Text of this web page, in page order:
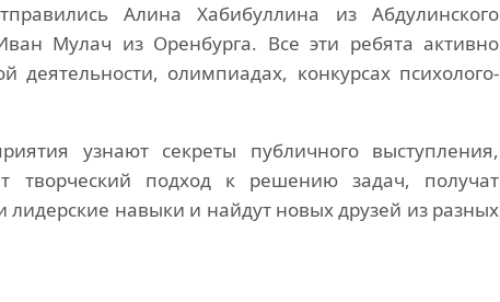
Алина Хабибуллина из Абдулинского
Мулач из Оренбурга. Все эти ребята активно
деятельности, олимпиадах, конкурсах психолого-
узнают секреты публичного выступления,
творческий подход к решению задач, получат
навыки и найдут новых друзей из разных